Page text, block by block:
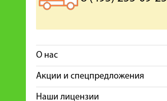
О нас
Акции и спецпредложения
Наши лицензии